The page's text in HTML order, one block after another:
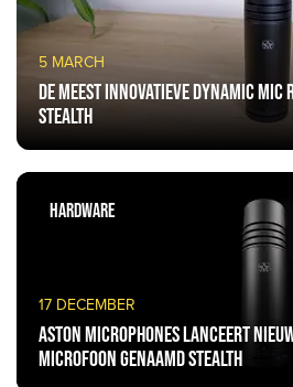
5 MARCH
De meest innovatieve dynamic mic
Stealth
17 DECEMBER
Aston Microphones lanceert
microfoon genaamd Stealth
HARDWARE